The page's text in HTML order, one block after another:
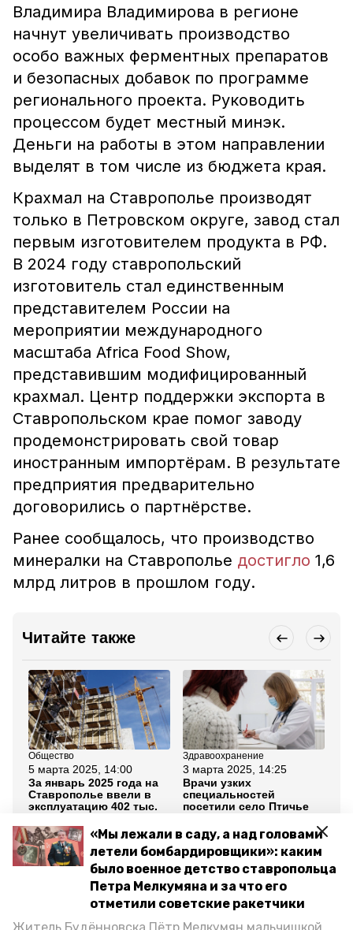
«Мы лежали в саду, а над головами
летели бомбардировщики»: каким
было военное детство ставропольца
Петра Мелкумяна и за что его
отметили советские ракетчики
Владимира Владимирова в регионе
начнут увеличивать производство
особо важных ферментных препаратов
и безопасных добавок по программе
регионального проекта. Руководить
процессом будет местный минэк.
Деньги на работы в этом направлении
выделят в том числе из бюджета края.
Крахмал на Ставрополье производят
только в Петровском округе, завод стал
первым изготовителем продукта в РФ.
В 2024 году ставропольский
изготовитель стал единственным
представителем России на
мероприятии международного
масштаба Africa Food Show,
представившим модифицированный
крахмал. Центр поддержки экспорта в
Ставропольском крае помог заводу
продемонстрировать свой товар
иностранным импортёрам. В результате
предприятия предварительно
договорились о партнёрстве.
Ранее сообщалось, что производство
минералки на Ставрополье достигло 1,6
млрд литров в прошлом году.
Читайте также
Общество
5 марта 2025, 14:00
За январь 2025 года на
Ставрополье ввели в
эксплуатацию 402 тыс.
Здравоохранение
3 марта 2025, 14:25
Врачи узких
специальностей
посетили село Птичье
Все новости